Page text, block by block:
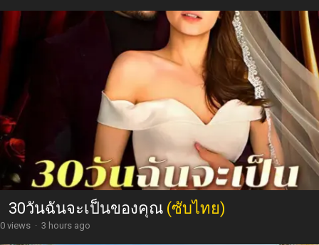
30วันฉันจะเป็นของคุณ (ซับไทย)
0 views · 3 hours ago